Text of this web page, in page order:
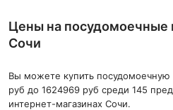
Цены на посудомоечные
Сочи
Вы можете купить
руб до 1624969 руб среди 145
интернет-магазинах Сочи.